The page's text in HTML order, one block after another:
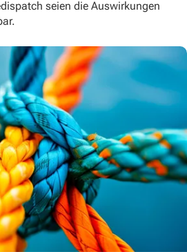
seien die Auswirkungen